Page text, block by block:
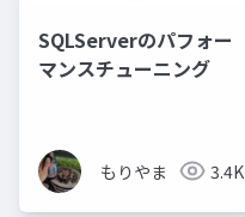
SQLServerのパフォー
マンスチューニング
もりやま 3.4K